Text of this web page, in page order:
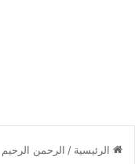
الرئيسية / الرحمن الرحيم